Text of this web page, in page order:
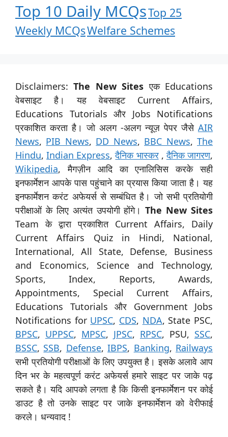
Top 10 Daily MCQsTop 25
Weekly MCQsWelfare Schemes
Disclaimers:The New Sites एक Educations
वेबसाइट है। यह वेबसाइट Current Affairs,
Educations Tutorials और Jobs Notifications
प्रकाशित करता है। जो अलग -अलग न्यूज़ पेपर जैसे AIR
News, PIB News, DD News, BBC News,The
Hindu,Indian Express,दैनिक भास्कर,दैनिक जागरण,
Wikipedia, मैगज़ीन आदि का एनालिसिस करके सही
इनफार्मेशन आपके पास पहुंचाने का प्रयास किया जाता है। यह
इनफार्मेशन करंट अफेयर्स से सम्बंधित है। जो सभी प्रतियोगी
परीक्षाओं के लिए अत्यंत उपयोगी होंगे।The New Sites
Team के द्वारा प्रकाशित Current Affairs, Daily
Current Affairs Quiz in Hindi, National,
International, All State, Defense, Business
and Economics, Science and Technology,
Sports, Index, Reports, Awards,
Appointments, Special Current Affairs,
Educations Tutorials और Government Jobs
Notifications for UPSC, CDS, NDA, State PSC,
BPSC, UPPSC, MPSC, JPSC, RPSC, PSU, SSC,
BSSC, SSB, Defense,IBPS, Banking, Railways
सभी प्रतियोगी परीक्षाओं के लिए उपयुक्त है। इसके अलावे आप
दिन भर के महत्वपूर्ण करंट अफेयर्स हमारे साइट पर जाके पढ़
सकते है। यदि आपको लगता है कि किसी इनफार्मेशन पर कोई
डाउट है तो उनके साइट पर जाके इनफार्मेशन को वेरीफाई
करले। धन्यवाद !